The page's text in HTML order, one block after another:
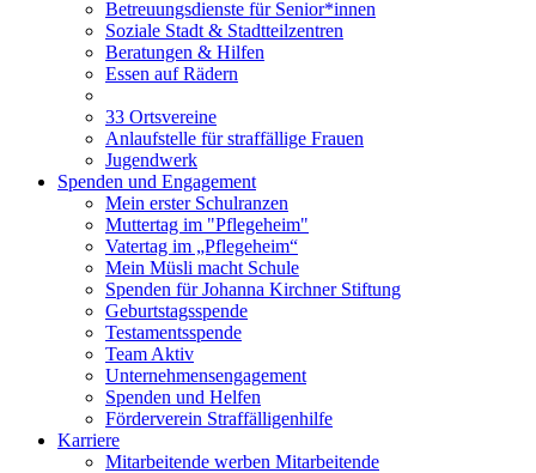
Betreuungsdienste für Senior*innen
Soziale Stadt & Stadtteilzentren
Beratungen & Hilfen
Essen auf Rädern
33 Ortsvereine
Anlaufstelle für straffällige Frauen
Jugendwerk
Spenden und Engagement
Mein erster Schulranzen
Muttertag im "Pflegeheim"
Vatertag im „Pflegeheim“
Mein Müsli macht Schule
Spenden für Johanna Kirchner Stiftung
Geburtstagsspende
Testamentsspende
Team Aktiv
Unternehmensengagement
Spenden und Helfen
Förderverein Straffälligenhilfe
Karriere
Mitarbeitende werben Mitarbeitende